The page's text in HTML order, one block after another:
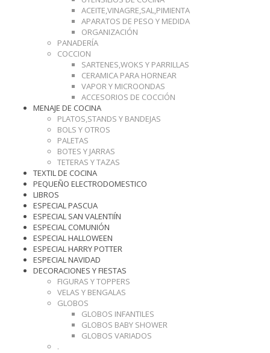
ACEITE,VINAGRE,SAL,PIMIENTA
APARATOS DE PESO Y MEDIDA
ORGANIZACIÓN
PANADERÍA
COCCION
SARTENES,WOKS Y PARRILLAS
CERAMICA PARA HORNEAR
VAPOR Y MICROONDAS
ACCESORIOS DE COCCIÓN
MENAJE DE COCINA
PLATOS,STANDS Y BANDEJAS
BOLS Y OTROS
PALETAS
BOTES Y JARRAS
TETERAS Y TAZAS
TEXTIL DE COCINA
PEQUEÑO ELECTRODOMESTICO
LIBROS
ESPECIAL PASCUA
ESPECIAL SAN VALENTIÍN
ESPECIAL COMUNIÓN
ESPECIAL HALLOWEEN
ESPECIAL HARRY POTTER
ESPECIAL NAVIDAD
DECORACIONES Y FIESTAS
FIGURAS Y TOPPERS
VELAS Y BENGALAS
GLOBOS
GLOBOS INFANTILES
GLOBOS BABY SHOWER
GLOBOS VARIADOS
.